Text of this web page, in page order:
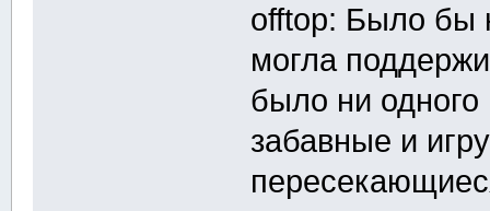
offtop: Было бы
могла
было ни одного
забавные и